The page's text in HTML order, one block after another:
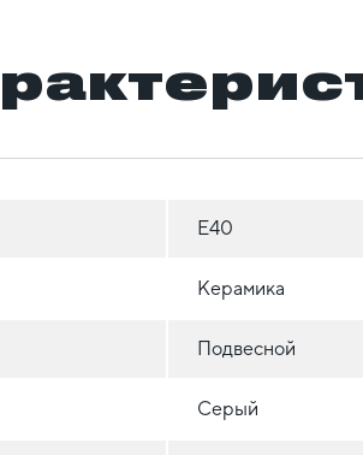
E40
Керамика
Подвесной
Серый